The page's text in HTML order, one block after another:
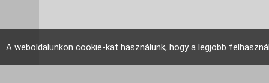
A weboldalunkon cookie-kat használunk, hogy a legjobb